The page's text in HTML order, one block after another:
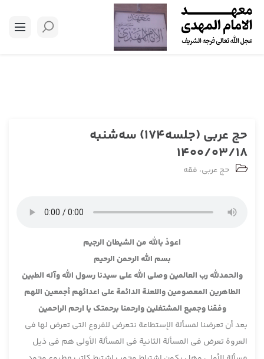
حج عربی (جلسه174) سه‌شنبه
1400/03/18
حج عربی، فقه
اعوذ بالله من الشيطان الرجيم
بسم الله الرحمن الرحيم
والحمدلله رب العالمين وصلى الله على سيدنا رسول الله وآله الطبين
الطاهرين المعصومين واللعنة الدائمة على اعدائهم أجمعين اللهم
وفقنا وجميع المشتغلين وارحمنا برحمتك يا ارحم الراحمين
بعد أن تعرضنا لمسألة الإستطاعة نتعرض للفروع التي تعرض لها في
العروة تعرض في المسألة الثانية في المسألة الأولى هم في ذيل